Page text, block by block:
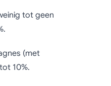
tot geen
(met
10%.